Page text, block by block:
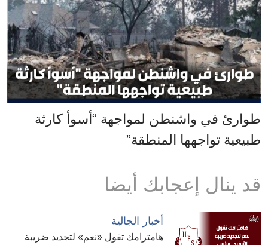
طوارئ في واشنطن لمواجهة “أسوأ كارثة
طبيعية تواجهها المنطقة”
قد ينال إعجابك أيضا
أخبار الجالية
هامترامك تقول «نعم» لتجديد ضريبة